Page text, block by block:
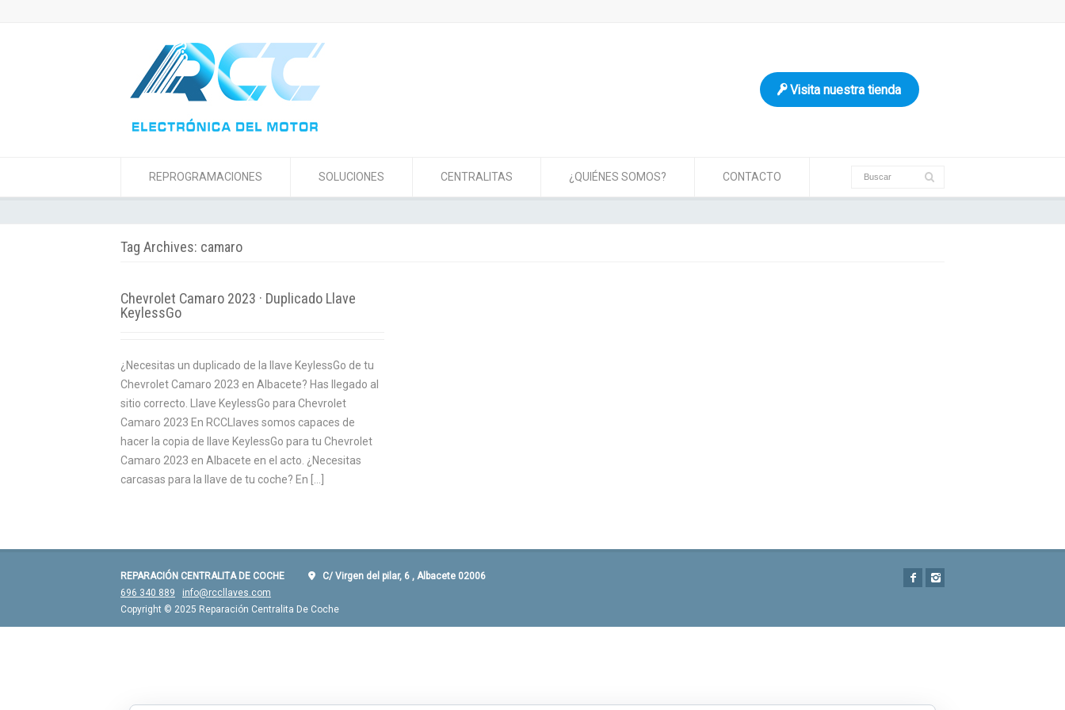
Visita nuestra tienda
REPROGRAMACIONES SOLUCIONES CENTRALITAS ¿QUIÉNES SOMOS? CONTACTO
Tag Archives: camaro
Chevrolet Camaro 2023 · Duplicado Llave
KeylessGo
¿Necesitas un duplicado de la llave KeylessGo de tu
Chevrolet Camaro 2023 en Albacete? Has llegado al
sitio correcto. Llave KeylessGo para Chevrolet
Camaro 2023 En RCCLlaves somos capaces de
hacer la copia de llave KeylessGo para tu Chevrolet
Camaro 2023 en Albacete en el acto. ¿Necesitas
carcasas para la llave de tu coche? En […]
REPARACIÓN CENTRALITA DE COCHE
C/ Virgen del pilar, 6 , Albacete 02006
696 340 889
info@rccllaves.com
Copyright © 2025 Reparación Centralita De Coche